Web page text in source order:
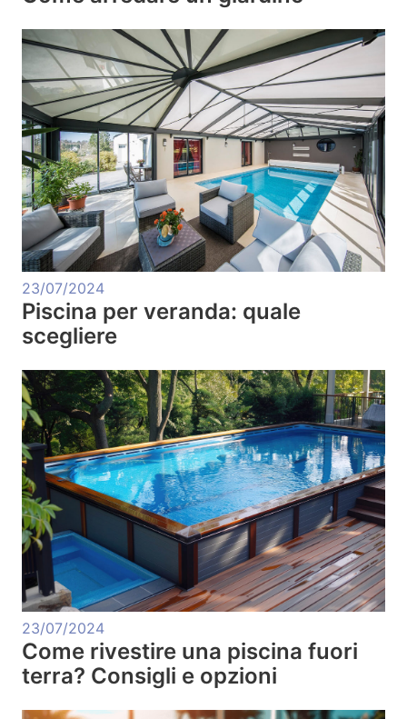
23/07/2024
Piscina per veranda: quale
scegliere
23/07/2024
Come rivestire una piscina fuori
terra? Consigli e opzioni